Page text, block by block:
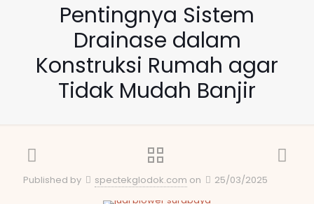
Pentingnya Sistem
Drainase dalam
Konstruksi Rumah agar
Tidak Mudah Banjir
Published by spectekglodok.com on 25/03/2025